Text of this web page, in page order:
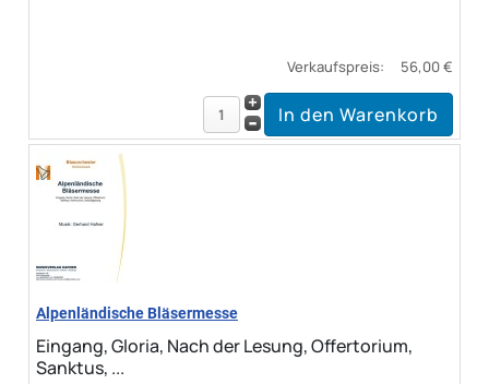
Verkaufspreis: 56,00 €
Alpenländische Bläsermesse
Eingang, Gloria, Nach der Lesung, Offertorium,
Sanktus, ...